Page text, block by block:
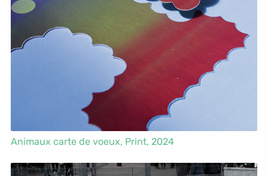
Animaux carte de voeux, Print, 2024